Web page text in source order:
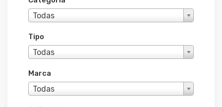
Todas
Tipo
Todas
Marca
Todas